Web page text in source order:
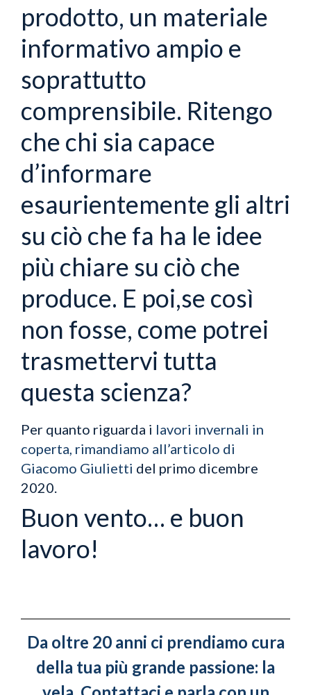
prodotto, un materiale
informativo ampio e
soprattutto
comprensibile. Ritengo
che chi sia capace
d’informare
esaurientemente gli altri
su ciò che fa ha le idee
più chiare su ciò che
produce. E poi,se così
non fosse, come potrei
trasmettervi tutta
questa scienza?
Per quanto riguarda i lavori invernali in
coperta, rimandiamo all’articolo di
Giacomo Giulietti del primo dicembre
2020.
Buon vento… e buon
lavoro!
Da oltre 20 anni ci prendiamo cura
della tua più grande passione: la